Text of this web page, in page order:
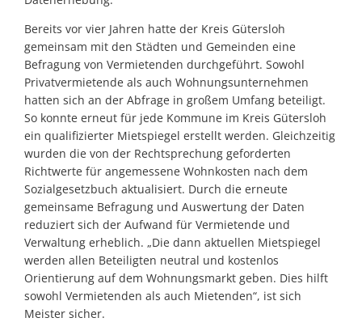
Bereits vor vier Jahren hatte der Kreis Gütersloh
gemeinsam mit den Städten und Gemeinden eine
Befragung von Vermietenden durchgeführt. Sowohl
Privatvermietende als auch Wohnungsunternehmen
hatten sich an der Abfrage in großem Umfang beteiligt.
So konnte erneut für jede Kommune im Kreis Gütersloh
ein qualifizierter Mietspiegel erstellt werden. Gleichzeitig
wurden die von der Rechtsprechung geforderten
Richtwerte für angemessene Wohnkosten nach dem
Sozialgesetzbuch aktualisiert. Durch die erneute
gemeinsame Befragung und Auswertung der Daten
reduziert sich der Aufwand für Vermietende und
Verwaltung erheblich. „Die dann aktuellen Mietspiegel
werden allen Beteiligten neutral und kostenlos
Orientierung auf dem Wohnungsmarkt geben. Dies hilft
sowohl Vermietenden als auch Mietenden“, ist sich
Meister sicher.